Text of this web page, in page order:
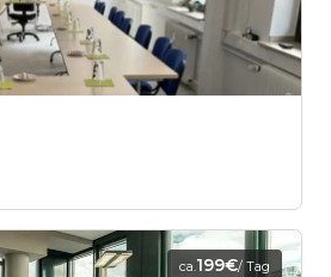
ca.199€/ Tag